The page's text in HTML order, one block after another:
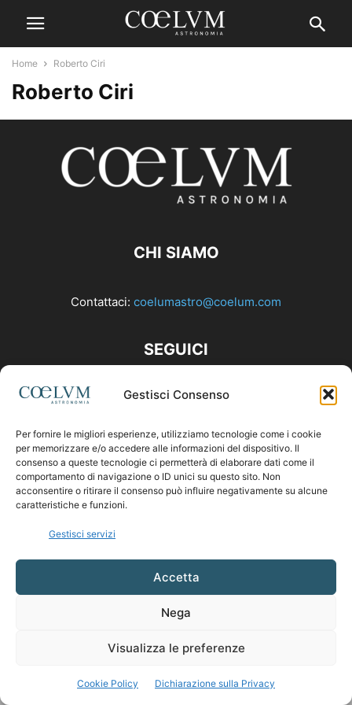
Gestisci Consenso
Per fornire le migliori esperienze, utilizziamo tecnologie come i cookie
per memorizzare e/o accedere alle informazioni del dispositivo. Il
consenso a queste tecnologie ci permetterà di elaborare dati come il
comportamento di navigazione o ID unici su questo sito. Non
acconsentire o ritirare il consenso può influire negativamente su alcune
caratteristiche e funzioni.
Gestisci servizi
Accetta
Nega
Visualizza le preferenze
Cookie Policy Dichiarazione sulla Privacy
Home Roberto Ciri
Roberto Ciri
CHI SIAMO
Contattaci: coelumastro@coelum.com
SEGUICI